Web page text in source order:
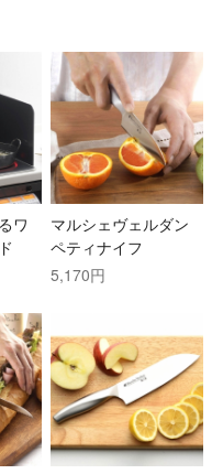
ワ
マルシェヴェルダン
ペティナイフ
5,170円